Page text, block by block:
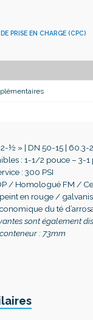
PRISE EN CHARGE (CPC)
½ » | DN 50-15 | 60.3-
: 1-1/2 pouce – 3-1
: 300 PSI
/ Homologué FM /
en rouge /
du té
sont également
: 73mm